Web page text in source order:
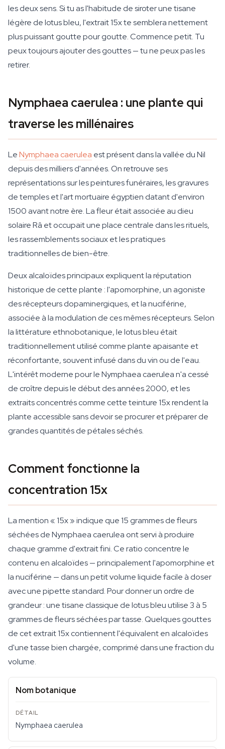
les deux sens. Si tu as l'habitude de siroter une tisane
légère de lotus bleu, l'extrait 15x te semblera nettement
plus puissant goutte pour goutte. Commence petit. Tu
peux toujours ajouter des gouttes — tu ne peux pas les
retirer.
Nymphaea caerulea : une plante qui
traverse les millénaires
LeNymphaea caerulea est présent dans la vallée du Nil
depuis des milliers d'années. On retrouve ses
représentations sur les peintures funéraires, les gravures
de temples et l'art mortuaire égyptien datant d'environ
1500 avant notre ère. La fleur était associée au dieu
solaire Râ et occupait une place centrale dans les rituels,
les rassemblements sociaux et les pratiques
traditionnelles de bien-être.
Deux alcaloïdes principaux expliquent la réputation
historique de cette plante : l'apomorphine, un agoniste
des récepteurs dopaminergiques, et la nuciférine,
associée à la modulation de ces mêmes récepteurs. Selon
la littérature ethnobotanique, le lotus bleu était
traditionnellement utilisé comme plante apaisante et
réconfortante, souvent infusé dans du vin ou de l'eau.
L'intérêt moderne pour le Nymphaea caerulea n'a cessé
de croître depuis le début des années 2000, et les
extraits concentrés comme cette teinture 15x rendent la
plante accessible sans devoir se procurer et préparer de
grandes quantités de pétales séchés.
Comment fonctionne la
concentration 15x
La mention « 15x » indique que 15 grammes de fleurs
séchées de Nymphaea caerulea ont servi à produire
chaque gramme d'extrait fini. Ce ratio concentre le
contenu en alcaloïdes — principalement l'apomorphine et
la nuciférine — dans un petit volume liquide facile à doser
avec une pipette standard. Pour donner un ordre de
grandeur : une tisane classique de lotus bleu utilise 3 à 5
grammes de fleurs séchées par tasse. Quelques gouttes
de cet extrait 15x contiennent l'équivalent en alcaloïdes
d'une tasse bien chargée, comprimé dans une fraction du
volume.
Nom botanique
Nymphaea caerulea